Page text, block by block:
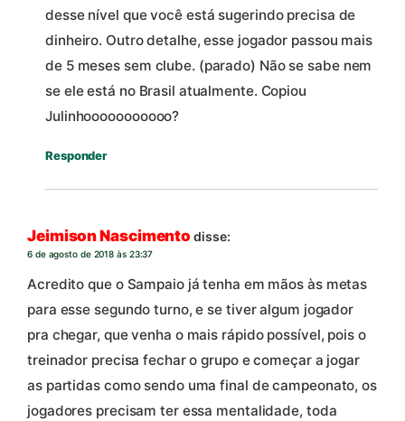
desse nível que você está sugerindo precisa de
dinheiro. Outro detalhe, esse jogador passou mais
de 5 meses sem clube. (parado) Não se sabe nem
se ele está no Brasil atualmente. Copiou
Julinhooooooooooo?
Responder
Jeimison Nascimento disse:
6 de agosto de 2018 às 23:37
Acredito que o Sampaio já tenha em mãos às metas
para esse segundo turno, e se tiver algum jogador
pra chegar, que venha o mais rápido possível, pois o
treinador precisa fechar o grupo e começar a jogar
as partidas como sendo uma final de campeonato, os
jogadores precisam ter essa mentalidade, toda